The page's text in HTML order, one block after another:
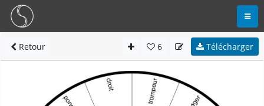
Retour 6 Télécharger